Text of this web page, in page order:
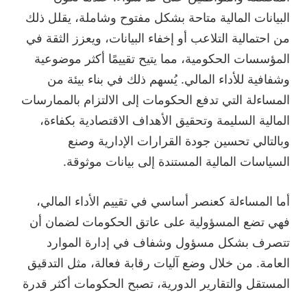
البيانات المالية متاحة بشكل مفتوح وشاملة، يقلل ذلك
من احتمالية التلاعب أو إخفاء البيانات، ويعزز الثقة في
المؤسسات الحكومية، مما يتيح تقييمًا أكثر موضوعية
وشفافية للأداء المالي. يُسهم ذلك في بناء بيئة من
المساءلة التي تدفع الحكومات إلى الالتزام بالممارسات
المالية السليمة وتحقيق الأهداف الاقتصادية بكفاءة،
وبالتالي تحسين جودة القرارات الإدارية وصنع
السياسات المالية المستندة إلى بيانات موثوقة.
أما المساءلة كعنصر أساسي في تقييم الأداء المالي،
فهي تضع المسؤولية على عاتق الحكومات لضمان أن
تتصرف بشكل مسؤول وشفاف في إدارة الموارد
العامة. من خلال وضع آليات رقابة فعالة، مثل التدقيق
المستقل والتقارير الدورية، تصبح الحكومات أكثر قدرة